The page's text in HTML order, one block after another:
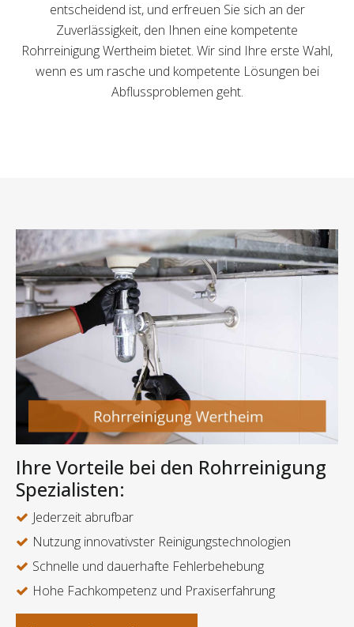
entscheidend ist, und erfreuen Sie sich an der
Zuverlässigkeit, den Ihnen eine kompetente
Rohrreinigung Wertheim bietet. Wir sind Ihre erste Wahl,
wenn es um rasche und kompetente Lösungen bei
Abflussproblemen geht.
Ihre Vorteile bei den Rohrreinigung
Spezialisten:
Jederzeit abrufbar
Nutzung innovativster Reinigungstechnologien
Schnelle und dauerhafte Fehlerbehebung
Hohe Fachkompetenz und Praxiserfahrung